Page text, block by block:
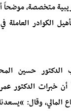
متخصصة، موضحاً
الكوادر العاملة
حسين
خبرات الدكتور
المالي، وقال: